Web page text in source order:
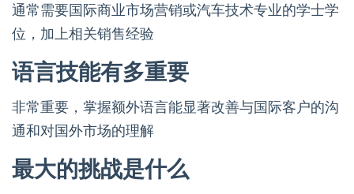
通常需要国际商业市场营销或汽车技术专业的学士学
位，加上相关销售经验
语言技能有多重要
非常重要，掌握额外语言能显著改善与国际客户的沟
通和对国外市场的理解
最大的挑战是什么